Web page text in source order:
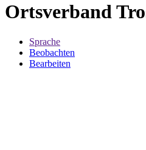
Ortsverband
Sprache
Beobachten
Bearbeiten